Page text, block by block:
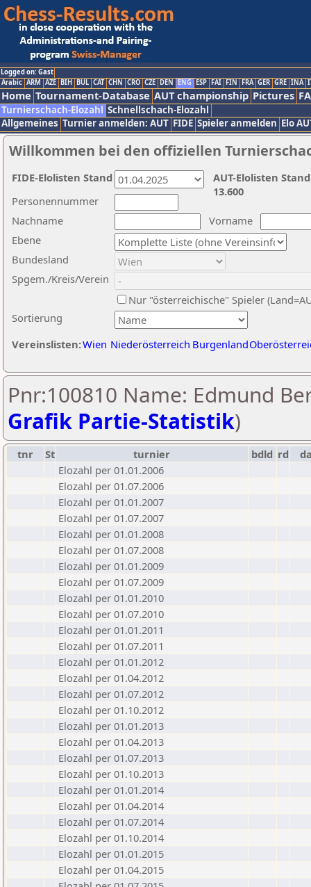
Logged on: Gast
Arabic ARM AZE BIH BUL CAT CHN CRO CZE DEN ENG ESP FAI FIN FRA GER GRE INA
Home Tournament-Database AUT championship Pictures
Turnierschach-Elozahl Schnellschach-Elozahl
Allgemeines Turnier anmelden: AUT FIDE Spieler anmelden Elo
Willkommen bei den offiziellen
Nachname
Vorname
Ebene
Sortierung
Personennummer
Bundesland
Spgem./Kreis/Verein
Nur "österreichische" Spieler
Vereinslisten:Wien Niederösterreich Burgenland
AUT-Elolisten
13.600
FIDE-Elolisten Stand
Pnr:100810 Name: Edmund
Grafik Partie-Statistik)
tnr St turnier bdld rd
Elozahl per 01.01.2006
Elozahl per 01.07.2006
Elozahl per 01.01.2007
Elozahl per 01.07.2007
Elozahl per 01.01.2008
Elozahl per 01.07.2008
Elozahl per 01.01.2009
Elozahl per 01.07.2009
Elozahl per 01.01.2010
Elozahl per 01.07.2010
Elozahl per 01.01.2011
Elozahl per 01.07.2011
Elozahl per 01.01.2012
Elozahl per 01.04.2012
Elozahl per 01.07.2012
Elozahl per 01.10.2012
Elozahl per 01.01.2013
Elozahl per 01.04.2013
Elozahl per 01.07.2013
Elozahl per 01.10.2013
Elozahl per 01.01.2014
Elozahl per 01.04.2014
Elozahl per 01.07.2014
Elozahl per 01.10.2014
Elozahl per 01.01.2015
Elozahl per 01.04.2015